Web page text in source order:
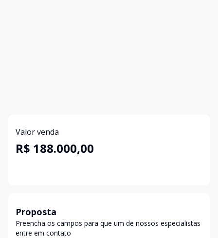
Valor venda
R$ 188.000,00
Proposta
Preencha os campos para que um de nossos especialistas
entre em contato